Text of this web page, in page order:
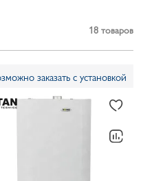
18 товаров
заказать с установкой